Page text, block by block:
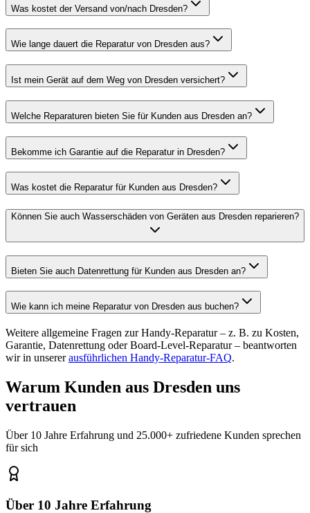
Was kostet der Versand von/nach Dresden?
Wie lange dauert die Reparatur von Dresden aus?
Ist mein Gerät auf dem Weg von Dresden versichert?
Welche Reparaturen bieten Sie für Kunden aus Dresden an?
Bekomme ich Garantie auf die Reparatur in Dresden?
Was kostet die Reparatur für Kunden aus Dresden?
Können Sie auch Wasserschäden von Geräten aus Dresden reparieren?
Bieten Sie auch Datenrettung für Kunden aus Dresden an?
Wie kann ich meine Reparatur von Dresden aus buchen?
Weitere allgemeine Fragen zur Handy-Reparatur – z. B. zu Kosten,
Garantie, Datenrettung oder Board-Level-Reparatur – beantworten
wir in unserer ausführlichen Handy-Reparatur-FAQ.
Warum Kunden aus Dresden uns
vertrauen
Über 10 Jahre Erfahrung und 25.000+ zufriedene Kunden sprechen
für sich
Über 10 Jahre Erfahrung